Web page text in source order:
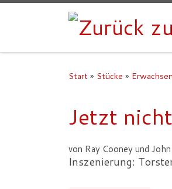
Start» Stücke »
Jetzt
von Ray Cooney und John
Inszenierung: